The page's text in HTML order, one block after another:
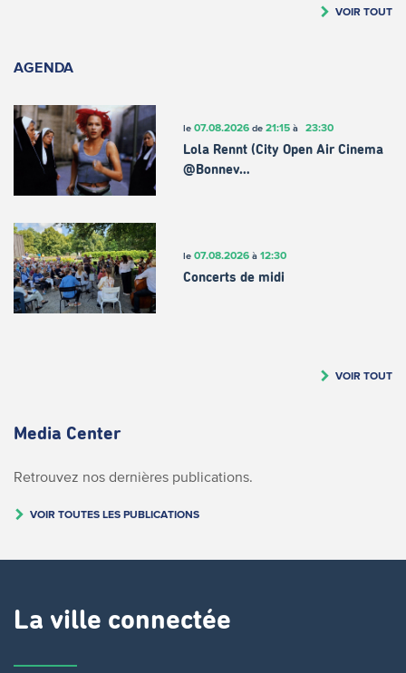
VOIR TOUT
AGENDA
le 07.08.2026de 21:15à 23:30
Lola Rennt (City Open Air Cinema
@Bonnev…
le 07.08.2026à 12:30
Concerts de midi
VOIR TOUT
Media Center
Retrouvez nos dernières publications.
VOIR TOUTES LES PUBLICATIONS
La ville connectée